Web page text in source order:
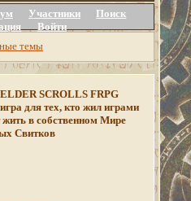
Участники
Поиск
Войти
темы
SCROLLS FRPG
для тех, кто жил играми
жить в собственном Мире
Свитков